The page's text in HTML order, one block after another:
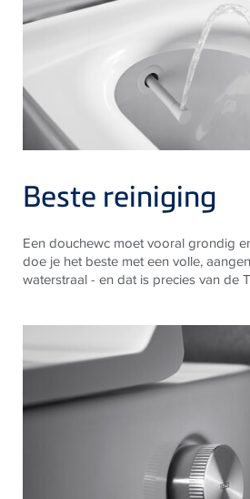
Beste reiniging
Een douchewc moet vooral grondig
doe je het beste met een volle,
waterstraal - en dat is precies van de